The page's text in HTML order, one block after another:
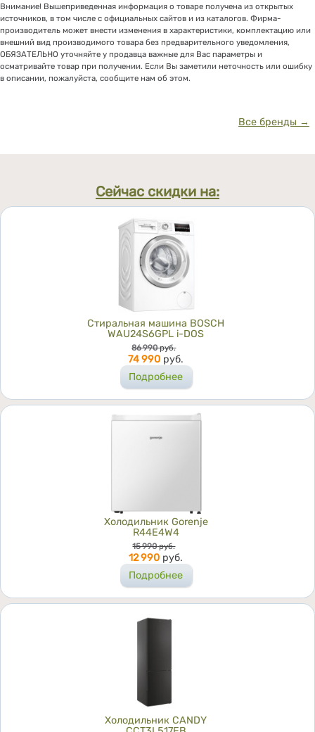
Внимание! Вышеприведенная информация о товаре получена из открытых
источников, в том числе с официальных сайтов и из каталогов. Фирма-
производитель может внести изменения в характеристики, комплектацию или
внешний вид производимого товара без предварительного уведомления,
ОБЯЗАТЕЛЬНО уточняйте у продавца важные для Вас параметры и
осматривайте товар при получении. Если Вы заметили неточность или ошибку
в описании, пожалуйста, сообщите нам об этом.
Все бренды →
Сейчас скидки на:
Стиральная машина BOSCH
WAU24S6GPL i-DOS
Цена
86 990 руб.
74 990 руб.
Подробнее
Холодильник Gorenje
R44E4W4
Цена
15 990 руб.
12 990 руб.
Подробнее
Холодильник CANDY